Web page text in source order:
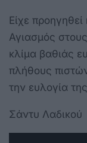
Είχε
Αγιασμός
κλίμα βαθιάς
πλήθους
την ευλογία
Σάντυ Λαδικού